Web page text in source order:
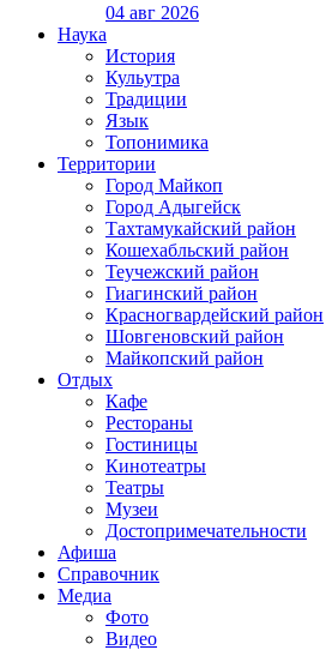
04 авг 2026
Наука
История
Кульутра
Традиции
Язык
Топонимика
Территории
Город Майкоп
Город Адыгейск
Тахтамукайский район
Кошехабльский район
Теучежский район
Гиагинский район
Красногвардейский район
Шовгеновский район
Майкопский район
Отдых
Кафе
Рестораны
Гостиницы
Кинотеатры
Театры
Музеи
Достопримечательности
Афиша
Справочник
Медиа
Фото
Видео